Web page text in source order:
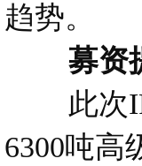
趋势。
募资提
此次
6300吨高